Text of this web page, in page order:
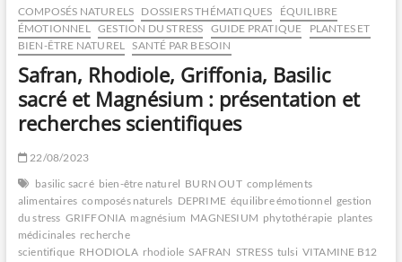
la
scutellaire
lateriflora
:
Un
allié
naturel
contre
stress
COMPOSÉS NATURELS DOSSIERS THÉMATIQUES
ÉQUILIBRE
ÉMOTIONNEL GESTION DU STRESS GUIDE PRATIQUE
PLANTES ET
BIEN-ÊTRE NATUREL SANTÉ PAR BESOIN
Safran, Rhodiole, Griffonia, Basilic
sacré et Magnésium : présentation et
recherches scientifiques
22/08/2023
basilic sacré bien-être naturel BURN OUT compléments
alimentaires composés naturels DEPRIME équilibre émotionnel gestion
du stress GRIFFONIA magnésium MAGNESIUM phytothérapie plantes
médicinales recherche
scientifique RHODIOLA rhodiole SAFRAN STRESS tulsi VITAMINE B12